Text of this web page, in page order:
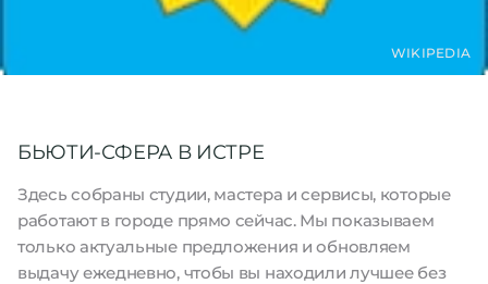
WIKIPEDIA
БЬЮТИ-СФЕРА В ИСТРЕ
Здесь собраны студии, мастера и сервисы, которые
работают в городе прямо сейчас. Мы показываем
только актуальные предложения и обновляем
выдачу ежедневно, чтобы вы находили лучшее без